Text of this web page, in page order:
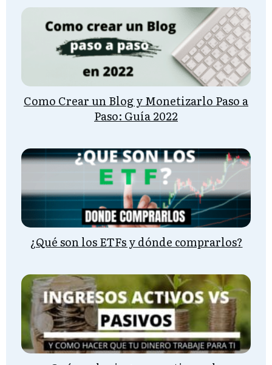
Como Crear un Blog y Monetizarlo Paso a
Paso: Guía 2022
¿Qué son los ETFs y dónde comprarlos?